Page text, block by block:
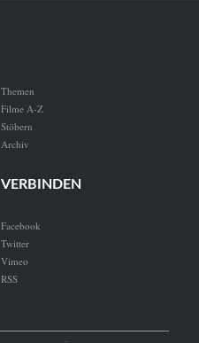
Themen
Filme A-Z
Stöbern
Archiv
VERBINDEN
Facebook
Twitter
Vimeo
RSS